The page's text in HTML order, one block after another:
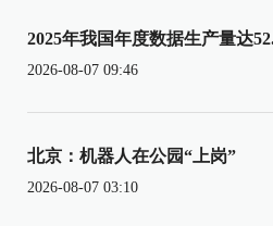
2025年我国年度数据生产量达
2026-08-07 09:46
北京：机器人在公园“上岗”
2026-08-07 03:10